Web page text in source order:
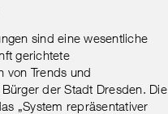
sind eine wesentliche
gerichtete
von Trends und
der Stadt Dresden. Die
„System repräsentativer